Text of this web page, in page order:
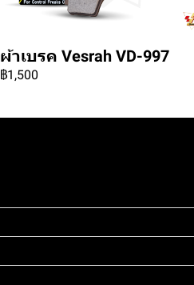
ผ้าเบรค Vesrah VD-997
฿1,500